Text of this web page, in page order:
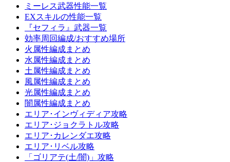
ミーレス武器性能一覧
EXスキルの性能一覧
『セフィラ』武器一覧
効率周回編成/おすすめ場所
火属性編成まとめ
水属性編成まとめ
土属性編成まとめ
風属性編成まとめ
光属性編成まとめ
闇属性編成まとめ
エリア･インヴィディア攻略
エリア･ジョクラトル攻略
エリア･カレンダエ攻略
エリア･リベル攻略
「ゴリアテ(土/闇)」攻略